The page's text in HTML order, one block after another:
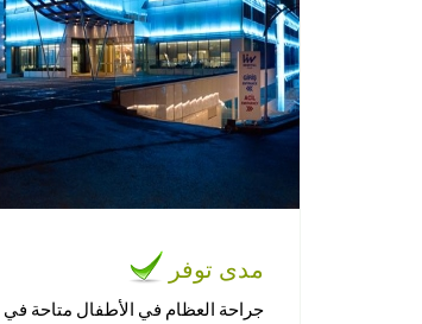
مدى توفر
جراحة العظام في الأطفال متاحة